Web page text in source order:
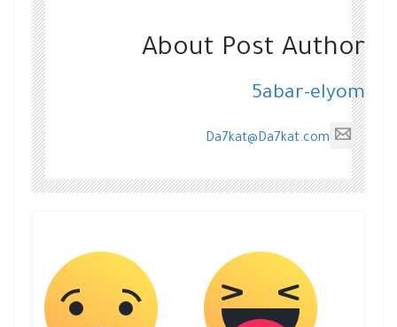
About Post Author
5abar-elyom
Da7kat@Da7kat.com